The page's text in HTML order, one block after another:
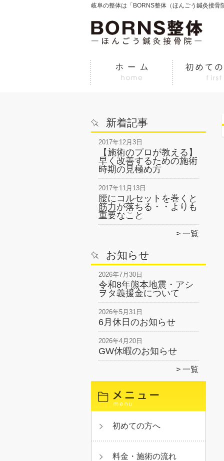
岐阜の整体は「BORNS整体（ほんごう鍼灸接骨
新着記事
2017年12月3日
【施術のプロが教える】
早く改善するための施術
時期の見極め方
2017年11月13日
腰にコルセットを巻くと
筋力が落ちる・・よりも
重要なこと
一覧
お知らせ
2026年7月30日
令和8年熊本地震・アシ
ヲタ義援金について
2026年5月31日
6月休日のお知らせ
2026年4月20日
GW休暇のお知らせ
一覧
初めての方へ
料金・施術の流れ